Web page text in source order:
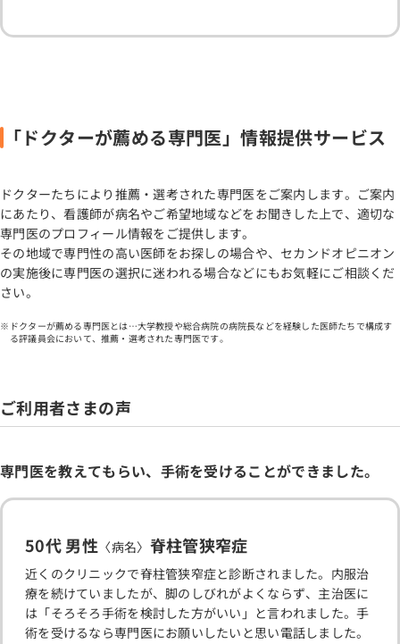
「ドクターが薦める専門医」情報提供サービス
ドクターたちにより推薦・選考された専門医をご案内します。ご案内
にあたり、看護師が病名やご希望地域などをお聞きした上で、適切な
専門医のプロフィール情報をご提供します。
その地域で専門性の高い医師をお探しの場合や、セカンドオピニオン
の実施後に専門医の選択に迷われる場合などにもお気軽にご相談くだ
さい。
ドクターが薦める専門医とは…大学教授や総合病院の病院長などを経験した医師たちで構成す
る評議員会において、推薦・選考された専門医です。
ご利用者さまの声
専門医を教えてもらい、手術を受けることができました。
50代 男性 〈病名〉 脊柱管狭窄症
近くのクリニックで脊柱管狭窄症と診断されました。内服治
療を続けていましたが、脚のしびれがよくならず、主治医に
は「そろそろ手術を検討した方がいい」と言われました。手
術を受けるなら専門医にお願いしたいと思い電話しました。